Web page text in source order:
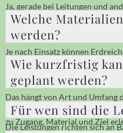
Ja, gerade bei Leitungen und
Technik sehr vorteilhaft. Sie
und reduziert das Risiko von
Welche
werden?
Je nach Einsatz können
lose Materialien
vorab anhand des Einsatzortes
Wie kurzfristig
geplant werden?
Das hängt von Art und Umfang
sich jedoch auch kurzfristig
zu Zugang, Material und Ziel
Für wen sind die
Die Leistungen richten sich an